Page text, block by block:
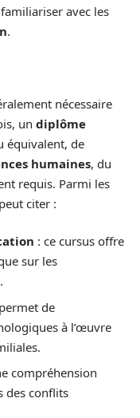
avec les
.
nécessaire
un diplôme
équivalent, de
humaines, du
requis. Parmi les
citer :
: ce cursus offre
sur les
de
à l’œuvre
compréhension
des conflits